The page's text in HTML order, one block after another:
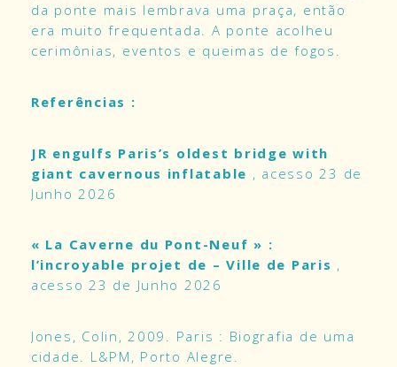
da ponte mais lembrava uma praça, então
era muito frequentada. A ponte acolheu
cerimônias, eventos e queimas de fogos.
Referências :
JR engulfs Paris’s oldest bridge with
giant cavernous inflatable , acesso 23 de
Junho 2026
« La Caverne du Pont-Neuf » :
l’incroyable projet de – Ville de Paris ,
acesso 23 de Junho 2026
Jones, Colin, 2009. Paris : Biografia de uma
cidade. L&PM, Porto Alegre.